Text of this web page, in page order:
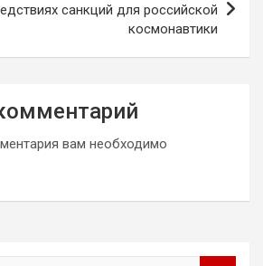
санкций для российской
космонавтики
вам необходимо